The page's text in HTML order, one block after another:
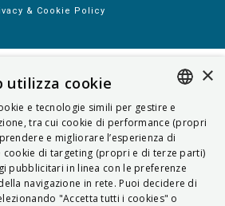
& Cookie Policy
ITALIAN
ENGLISH
FRENCH
HUNGARIAN
×
utilizza cookie
e tecnologie simili per gestire e
tra cui cookie di performance (propri
e migliorare l’esperienza di
cookie di targeting (propri e di terze parti)
pubblicitari in linea con le preferenze
navigazione in rete. Puoi decidere di
"Accetta tutti i cookies" o